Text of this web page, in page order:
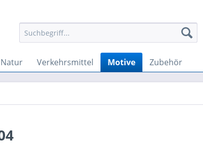
Natur Verkehrsmittel Motive Zubehör